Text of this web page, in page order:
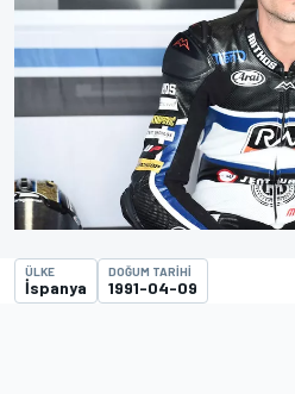
ÜLKE
İspanya
DOĞUM TARIHI
1991-04-09